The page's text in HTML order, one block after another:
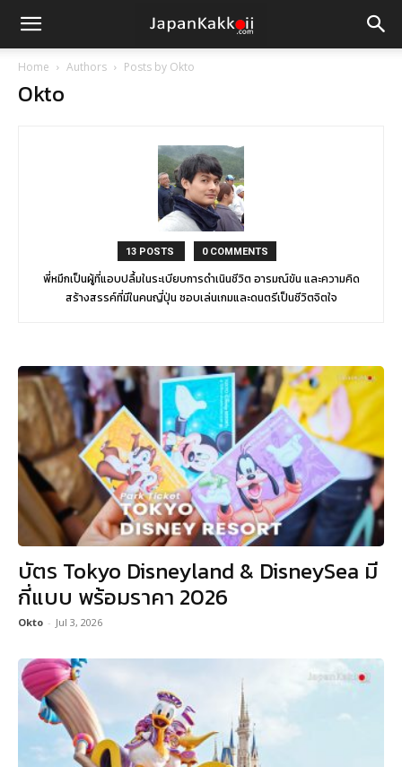
Home Authors Posts by Okto
Okto
13 POSTS 0 COMMENTS
พี่หมึกเป็นผู้ที่แอบปลื้มในระเบียบการดำเนินชีวิต อารมณ์ขัน และความคิด
สร้างสรรค์ที่มีในคนญี่ปุ่น ชอบเล่นเกมและดนตรีเป็นชีวิตจิตใจ
บัตร Tokyo Disneyland & DisneySea มี
กี่แบบ พร้อมราคา 2026
Okto - Jul 3, 2026